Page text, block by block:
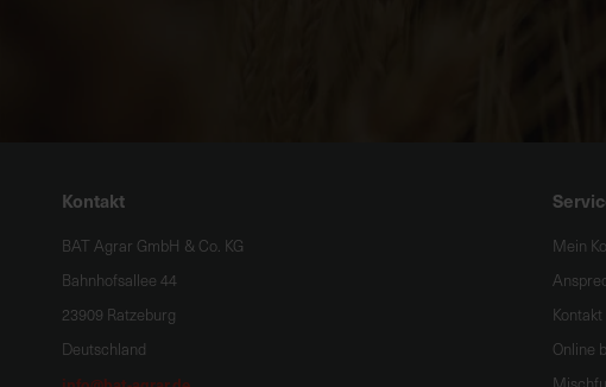
Kontakt
BAT Agrar GmbH & Co. KG
Bahnhofsallee 44
23909 Ratzeburg
Deutschland
Mein
Kontakt
Online